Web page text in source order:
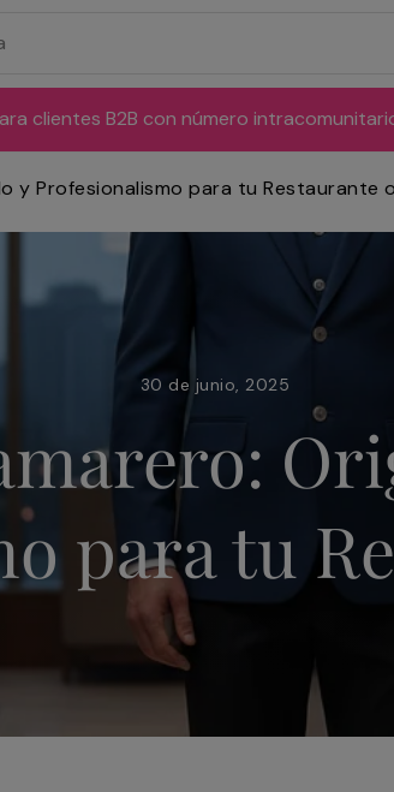
clientes B2B con número
y Profesionalismo para tu Restaurante
30 de junio, 2025
para tu